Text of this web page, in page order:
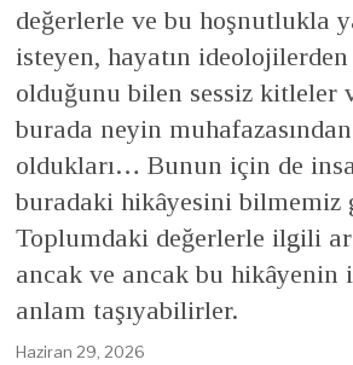
değerlerle ve bu hoşnutlukla
isteyen, hayatın
olduğunu bilen sessiz kitleler
burada neyin
oldukları… Bunun için de
buradaki hikâyesini bilmemiz
Toplumdaki değerlerle ilgili
ancak ve ancak bu hikâyenin
anlam taşıyabilirler.
Haziran 29, 2026